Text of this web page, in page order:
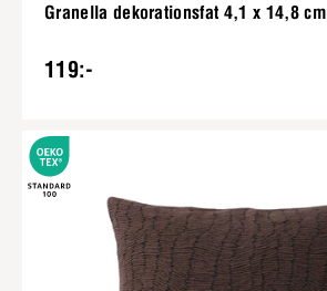
Granella dekorationsfat 4,1 x 14,8 cm
119:-